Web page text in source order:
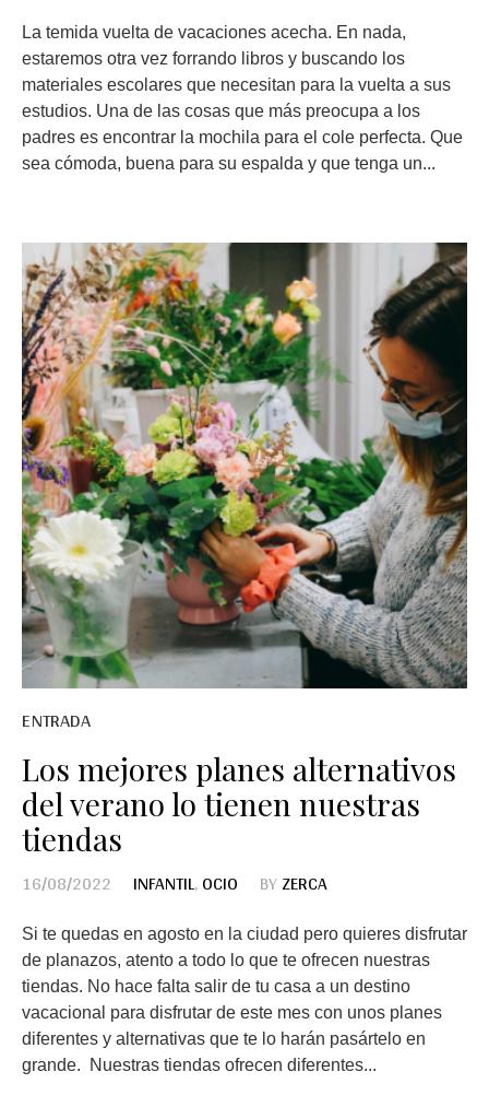
La temida vuelta de vacaciones acecha. En nada,
estaremos otra vez forrando libros y buscando los
materiales escolares que necesitan para la vuelta a sus
estudios. Una de las cosas que más preocupa a los
padres es encontrar la mochila para el cole perfecta. Que
sea cómoda, buena para su espalda y que tenga un...
ENTRADA
Los mejores planes alternativos
del verano lo tienen nuestras
tiendas
16/08/2022 INFANTIL,OCIO BYZERCA
Si te quedas en agosto en la ciudad pero quieres disfrutar
de planazos, atento a todo lo que te ofrecen nuestras
tiendas. No hace falta salir de tu casa a un destino
vacacional para disfrutar de este mes con unos planes
diferentes y alternativas que te lo harán pasártelo en
grande. Nuestras tiendas ofrecen diferentes...